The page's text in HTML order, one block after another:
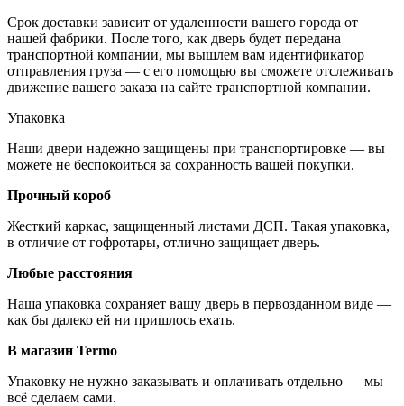
Срок доставки зависит от удаленности вашего города от
нашей фабрики. После того, как дверь будет передана
транспортной компании, мы вышлем вам идентификатор
отправления груза — с его помощью вы сможете отслеживать
движение вашего заказа на сайте транспортной компании.
Упаковка
Наши двери надежно защищены при транспортировке — вы
можете не беспокоиться за сохранность вашей покупки.
Прочный короб
Жесткий каркас, защищенный листами ДСП. Такая упаковка,
в отличие от гофротары, отлично защищает дверь.
Любые расстояния
Наша упаковка сохраняет вашу дверь в первозданном виде —
как бы далеко ей ни пришлось ехать.
В магазин Termo
Упаковку не нужно заказывать и оплачивать отдельно — мы
всё сделаем сами.